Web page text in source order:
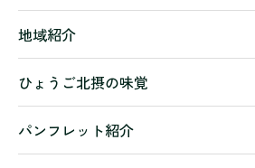
地域紹介
ひょうご北摂の味覚
パンフレット紹介